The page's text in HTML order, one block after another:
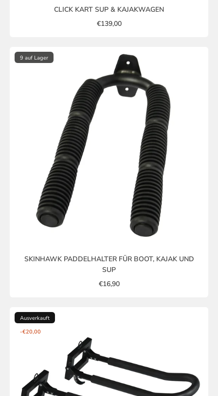
CLICK KART SUP & KAJAKWAGEN
€139,00
9 auf Lager
SKINHAWK PADDELHALTER FÜR BOOT, KAJAK UND
SUP
€16,90
Ausverkauft
-€20,00